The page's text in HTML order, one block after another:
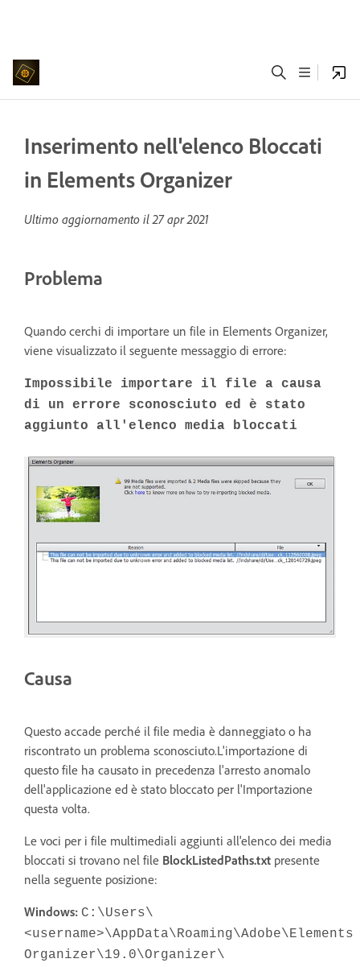
Inserimento nell'elenco Bloccati
in Elements Organizer
Ultimo aggiornamento il27 apr 2021
Problema
Quando cerchi di importare un file in Elements Organizer,
viene visualizzato il seguente messaggio di errore:
Impossibile importare il file a causa
di un errore sconosciuto ed è stato
aggiunto all'elenco media bloccati
Causa
Questo accade perché il file media è danneggiato o ha
riscontrato un problema sconosciuto.L'importazione di
questo file ha causato in precedenza l'arresto anomalo
dell'applicazione ed è stato bloccato per l'Importazione
questa volta.
Le voci per i file multimediali aggiunti all'elenco dei media
bloccati si trovano nel file BlockListedPaths.txt presente
nella seguente posizione:
Windows: C:\Users\
<username>\AppData\Roaming\Adobe\Elements
Organizer\19.0\Organizer\